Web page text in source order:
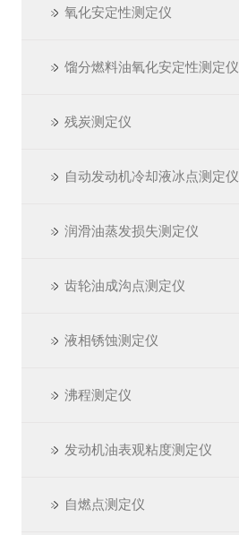
氧化安定性测定仪
馏分燃料油氧化安定性测定仪
残炭测定仪
自动发动机冷却液冰点测定仪
润滑油蒸发损失测定仪
齿轮油成沟点测定仪
液相锈蚀测定仪
沸程测定仪
发动机油表观粘度测定仪
自燃点测定仪